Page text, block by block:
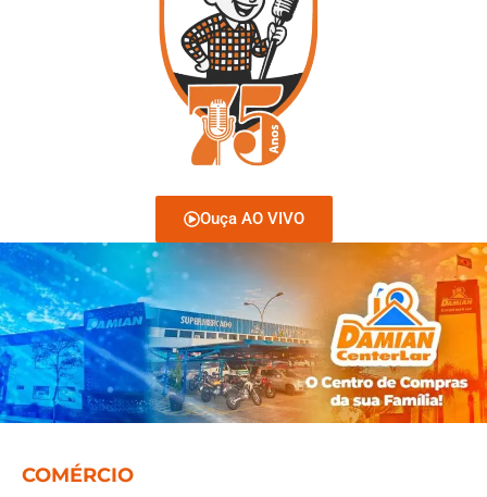
Ouça AO VIVO
COMÉRCIO